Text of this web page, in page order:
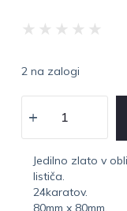
★ ★ ★ ★ ★
2 na zalogi
Jedilno zlato v
lističa.
24karatov.
80mm x 80mm.